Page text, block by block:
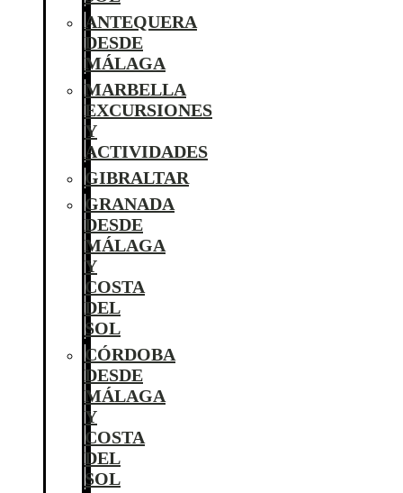
ANTEQUERA
DESDE
MÁLAGA
MARBELLA
EXCURSIONES
Y
ACTIVIDADES
GIBRALTAR
GRANADA
DESDE
MÁLAGA
Y
COSTA
DEL
SOL
CÓRDOBA
DESDE
MÁLAGA
Y
COSTA
DEL
SOL